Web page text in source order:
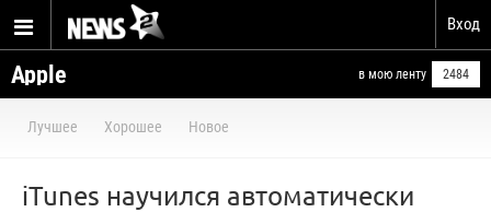
Вход
Apple в мою ленту 2484
Лучшее Хорошее Новое
iTunes научился автоматически